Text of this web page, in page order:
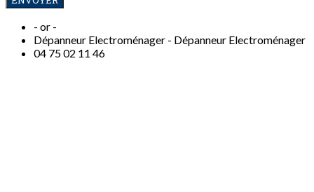
- or -
Dépanneur Electroménager - Dépanneur Electroménager
04 75 02 11 46